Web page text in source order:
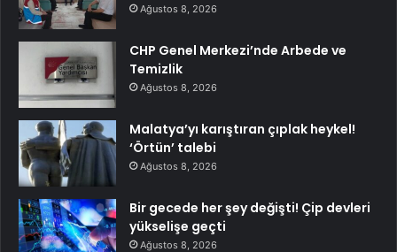
Ağustos 8, 2026
CHP Genel Merkezi’nde Arbede ve
Temizlik
Ağustos 8, 2026
Malatya’yı karıştıran çıplak heykel!
‘Örtün’ talebi
Ağustos 8, 2026
Bir gecede her şey değişti! Çip devleri
yükselişe geçti
Ağustos 8, 2026